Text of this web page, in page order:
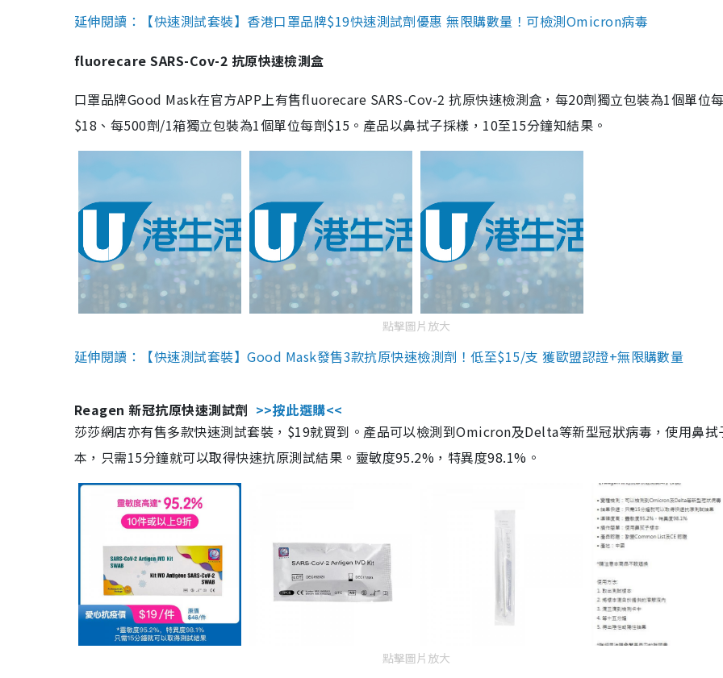
延伸閱讀：【快速測試套裝】香港口罩品牌$19快速測試劑優惠 無限購數量！可檢測Omicron病毒
fluorecare SARS-Cov-2 抗原快速檢測盒
口罩品牌Good Mask在官方APP上有售fluorecare SARS-Cov-2 抗原快速檢測盒，每20劑獨立包裝為1個單位
$18、每500劑/1箱獨立包裝為1個單位每劑$15。產品以鼻拭子採樣，10至15分鐘知結果。
點擊圖片放大
延伸閱讀：【快速測試套裝】Good Mask發售3款抗原快速檢測劑！低至$15/支 獲歐盟認證+無限購數量
Reagen 新冠抗原快速測試劑 >>按此選購<<
莎莎網店亦有售多款快速測試套裝，$19就買到。產品可以檢測到Omicron及Delta等新型冠狀病毒，使用鼻拭
本，只需15分鐘就可以取得快速抗原測試結果。靈敏度95.2%，特異度98.1%。
點擊圖片放大